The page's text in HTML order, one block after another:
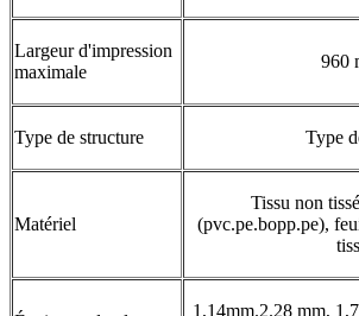
Largeur d'impression
maximale
960
Type de structure Type
Matériel
Tissu non
(pvc.pe.bopp.pe),
1,14mm.2.28 mm,